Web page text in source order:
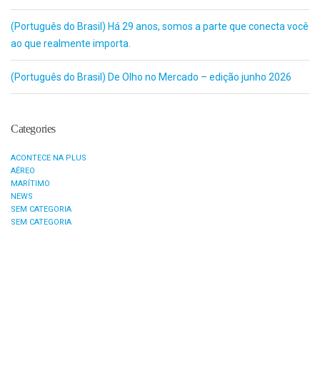
(Português do Brasil) Há 29 anos, somos a parte que conecta você
ao que realmente importa.
(Português do Brasil) De Olho no Mercado – edição junho 2026
Categories
ACONTECE NA PLUS
AÉREO
MARÍTIMO
NEWS
SEM CATEGORIA
SEM CATEGORIA